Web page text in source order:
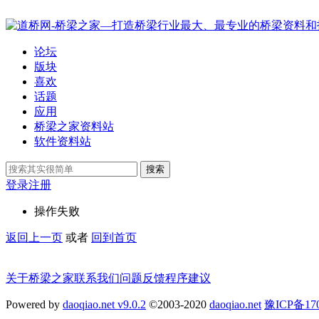
论坛
版块
喜欢
话题
应用
桥梁之家资料站
软件资料站
搜索
登录注册
操作失败
返回上一页 或者 回到首页
关于桥梁之家联系我们问题反馈程序建议
Powered by daoqiao.net v9.0.2 ©2003-2020 daoqiao.net 豫ICP备